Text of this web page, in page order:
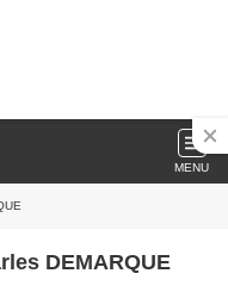
MENU
DEMARQUE